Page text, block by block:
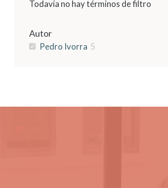
Todavía no hay términos de filtro
Autor
Pedro Ivorra 5